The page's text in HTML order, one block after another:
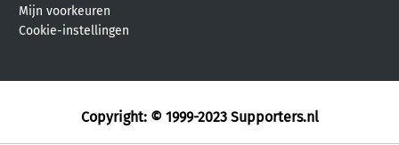
Mijn voorkeuren
Cookie-instellingen
Copyright: © 1999-2023 Supporters.nl